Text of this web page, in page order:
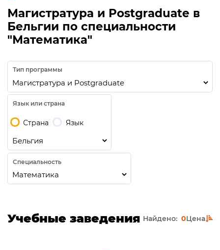
Магистратура и Postgraduate в
Бельгии по специальности
"Математика"
Тип программы
Язык или страна
Страна Язык
Специальность
Учебные заведения Найдено: 0Цена